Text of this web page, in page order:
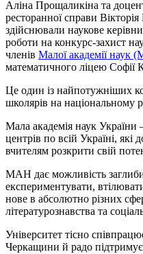
Аліна Прощаликіна та
ресторанної справи Вікторія
здійснювали наукове
роботи на конкурс-захист
членів Малої академії наук
математичного ліцею Софії
Це один із найпотужніших
школярів на національному
Мала академія наук України
центрів по всій Україні,
вчителям розкрити свій
МАН дає можливість
експериментувати,
нове в абсолютно різних
літературознавства та
Університет тісно
Черкащини й радо підтримує